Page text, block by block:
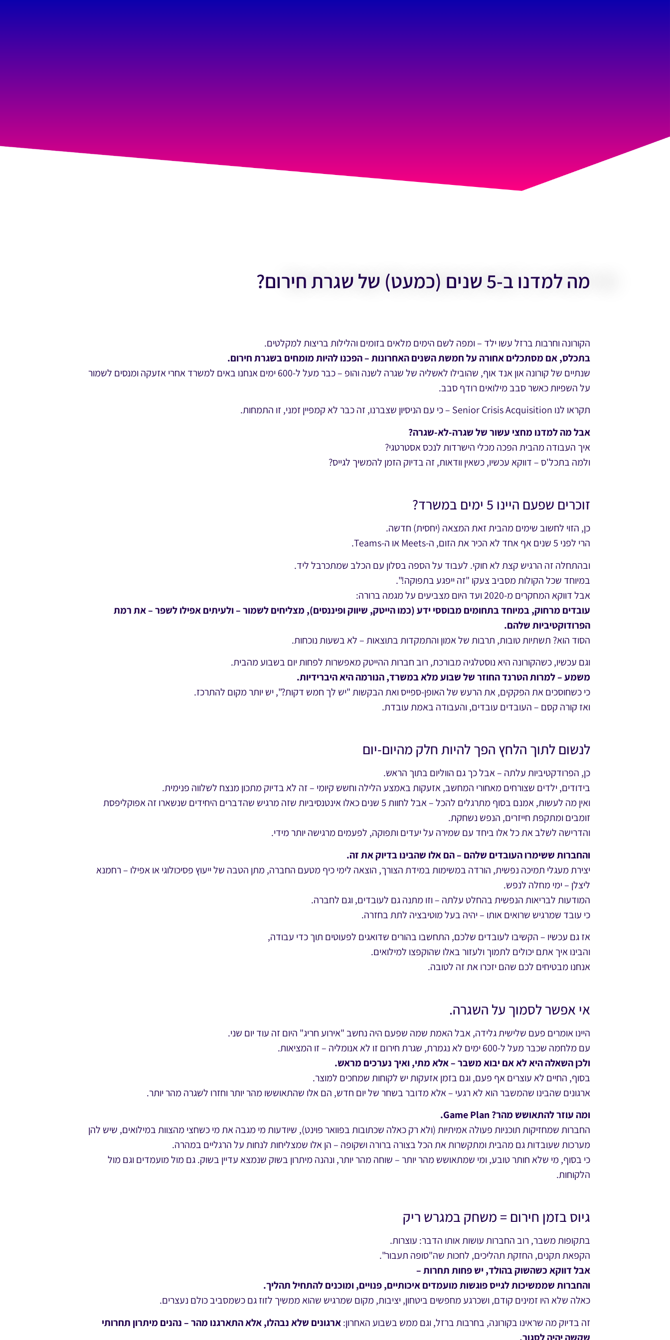
מה למדנו ב-5 שנים (כמעט) של שגרת חירום?
הקורונה וחרבות ברזל עשו ילד – ומפה לשם הימים מלאים בזומים והלילות בריצות למקלטים.
בתכלס, אם מסתכלים אחורה על חמשת השנים האחרונות – הפכנו להיות מומחים בשגרת חירום.
שנתיים של קורונה און אנד אוף, שהובילו לאשליה של שגרה לשנה והופ – כבר מעל ל-600 ימים אנחנו באים למשרד אחרי אזעקה ומנסים לשמור
על השפיות כאשר סבב מילואים רודף סבב.
תקראו לנו Senior Crisis Acquisition – כי עם הניסיון שצברנו, זה כבר לא קמפיין זמני, זו התמחות.
אבל מה למדנו מחצי עשור של שגרה-לא-שגרה?
איך העבודה מהבית הפכה מכלי הישרדות לנכס אסטרטגי?
ולמה בתכל'ס – דווקא עכשיו, כשאין וודאות, זה בדיוק הזמן להמשיך לגייס?
זוכרים שפעם היינו 5 ימים במשרד?
כן, הזוי לחשוב שימים מהבית זאת המצאה (יחסית) חדשה.
הרי לפני 5 שנים אף אחד לא הכיר את הזום, ה-Meets או ה-Teams.
ובהתחלה זה הרגיש קצת לא חוקי. לעבוד על הספה בסלון עם הכלב שמתכרבל ליד.
במיוחד שכל הקולות מסביב צעקו "זה ייפגע בתפוקה!".
אבל דווקא המחקרים מ-2020 ועד היום מצביעים על מגמה ברורה:
עובדים מרחוק, במיוחד בתחומים מבוססי ידע (כמו הייטק, שיווק ופיננסים), מצליחים לשמור – ולעיתים אפילו לשפר – את רמת
הפרודוקטיביות שלהם.
הסוד הוא? תשתיות טובות, תרבות של אמון והתמקדות בתוצאות – לא בשעות נוכחות.
וגם עכשיו, כשהקורונה היא נוסטלגיה מבורכת, רוב חברות ההייטק מאפשרות לפחות יום בשבוע מהבית.
משמע – למרות הטרנד החוזר של שבוע מלא במשרד, הנורמה היא היברידיות.
כי כשחוסכים את הפקקים, את הרעש של האופן-ספייס ואת הבקשות "יש לך חמש דקות?", יש יותר מקום להתרכז.
ואז קורה קסם – העובדים עובדים, והעבודה באמת עובדת.
לנשום לתוך הלחץ הפך להיות חלק מהיום-יום
כן, הפרודקטיביות עלתה – אבל כך גם הווליום בתוך הראש.
בידודים, ילדים שצורחים מאחורי המחשב, אזעקות באמצע הלילה וחשש קיומי – זה לא בדיוק מתכון מנצח לשלווה פנימית.
ואין מה לעשות, אמנם בסוף מתרגלים להכל – אבל לחוות 5 שנים כאלו אינטנסיביות שזה מרגיש שהדברים היחידים שנשארו זה אפוקליפסת
זומבים ומתקפת חייזרים, הנפש נשחקת.
והדרישה לשלב את כל אלו ביחד עם שמירה על יעדים ותפוקה, לפעמים מרגישה יותר מידי.
והחברות ששימרו העובדים שלהם – הם אלו שהבינו בדיוק את זה.
יצירת מעגלי תמיכה נפשית, הורדה במשימות במידת הצורך, הוצאה לימי כיף מטעם החברה, מתן הטבה של ייעוץ פסיכולוגי או אפילו – רחמנא
ליצלן – ימי מחלה לנפש.
המודעות לבריאות הנפשית בהחלט עלתה – וזו מתנה גם לעובדים, וגם לחברה.
כי עובד שמרגיש שרואים אותו – יהיה בעל מוטיבציה לתת בחזרה.
אז גם עכשיו – הקשיבו לעובדים שלכם, התחשבו בהורים שדואגים לפעוטים תוך כדי עבודה,
והבינו איך אתם יכולים לתמוך ולעזור באלו שהוקפצו למילואים.
אנחנו מבטיחים לכם שהם יזכרו את זה לטובה.
אי אפשר לסמוך על השגרה.
היינו אומרים פעם שלישית גלידה, אבל האמת שמה שפעם היה נחשב "אירוע חריג" היום זה עוד יום שני.
עם מלחמה שכבר מעל ל-600 ימים לא נגמרת, שגרת חירום זו לא אנומליה – זו המציאות.
ולכן השאלה היא לא אם יבוא משבר – אלא מתי, ואיך נערכים מראש.
בסוף, החיים לא עוצרים אף פעם, וגם בזמן אזעקות יש לקוחות שמחכים למוצר.
ארגונים שהבינו שהמשבר הוא לא רגעי – אלא מדובר בשחר של יום חדש, הם אלו שהתאוששו מהר יותר וחזרו לשגרה מהר יותר.
ומה עוזר להתאושש מהר? Game Plan.
החברות שמחזיקות תוכניות פעולה אמיתיות (ולא רק כאלה שכתובות בפוואר פוינט), שיודעות מי מגבה את מי כשחצי מהצוות במילואים, שיש להן
מערכות שעובדות גם מהבית ומתקשרות את הכל בצורה ברורה ושקופה – הן אלו שמצליחות לנחות על הרגליים במהרה.
כי בסוף, מי שלא חותר טובע, ומי שמתאושש מהר יותר – שוחה מהר יותר, ונהנה מיתרון בשוק שנמצא עדיין בשוק. גם מול מועמדים וגם מול
הלקוחות.
גיוס בזמן חירום = משחק במגרש ריק
בתקופות משבר, רוב החברות עושות אותו הדבר: עוצרות.
הקפאת תקנים, החזקת תהליכים, לחכות שה"סופה תעבור".
אבל דווקא כשהשוק בהולד, יש פחות תחרות –
והחברות שממשיכות לגייס פוגשות מועמדים איכותיים, פנויים, ומוכנים להתחיל תהליך.
כאלה שלא היו זמינים קודם, ושכרגע מחפשים ביטחון, יציבות, מקום שמרגיש שהוא ממשיך לזוז גם כשמסביב כולם נעצרים.
זה בדיוק מה שראינו בקורונה, בחרבות ברזל, וגם ממש בשבוע האחרון:ארגונים שלא נבהלו, אלא התארגנו מהר – נהנים מיתרון תחרותי
שקשה יהיה לסגור.